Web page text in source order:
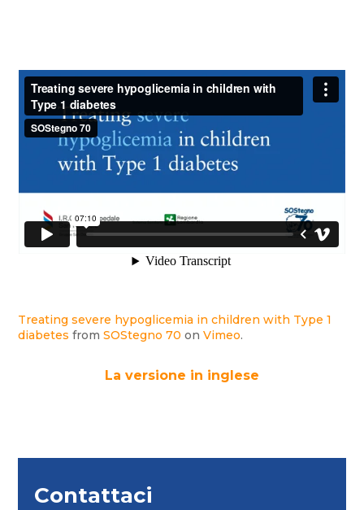
Treating severe hypoglicemia in children with Type 1
diabetes fromSOStegno 70 onVimeo.
La versione in inglese
Contattaci